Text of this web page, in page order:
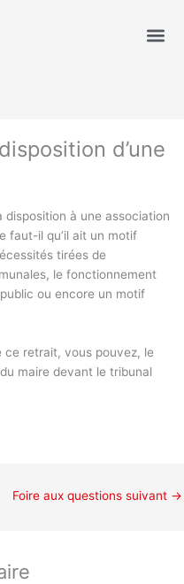
d’une
à une association
faut-il qu’il ait un motif
tirées de
le fonctionnement
ou encore un motif
ce retrait, vous pouvez, le
maire devant le tribunal
Foire aux questions suivant →